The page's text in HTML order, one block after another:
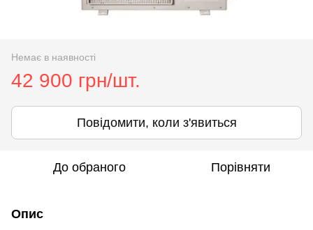
Немає в наявності
42 900 грн/шт.
Повідомити, коли з'явиться
До обраного Порівняти
Опис